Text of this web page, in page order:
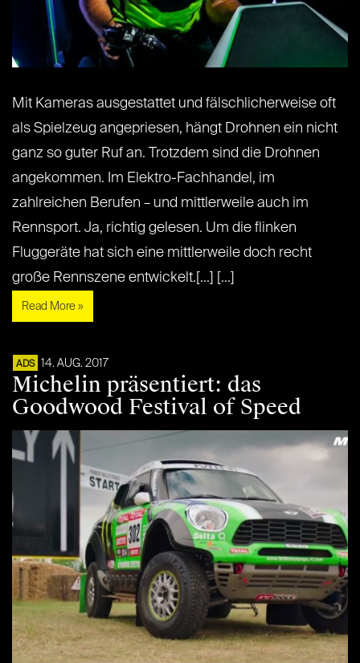
Mit Kameras ausgestattet und fälschlicherweise oft
als Spielzeug angepriesen, hängt Drohnen ein nicht
ganz so guter Ruf an. Trotzdem sind die Drohnen
angekommen. Im Elektro-Fachhandel, im
zahlreichen Berufen – und mittlerweile auch im
Rennsport. Ja, richtig gelesen. Um die flinken
Fluggeräte hat sich eine mittlerweile doch recht
große Rennszene entwickelt.[...] [...]
Read More »
ADS 14. AUG. 2017
Michelin präsentiert: das
Goodwood Festival of Speed